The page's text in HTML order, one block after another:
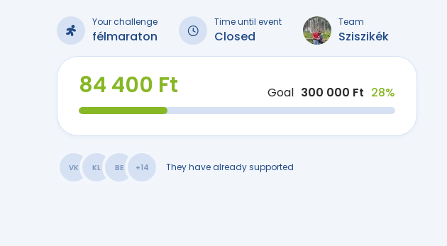
Your challenge
félmaraton
Time until event
Closed
Team
Sziszikék
84 400 Ft Goal 300 000 Ft 28%
VK KL BE +14 They have already supported